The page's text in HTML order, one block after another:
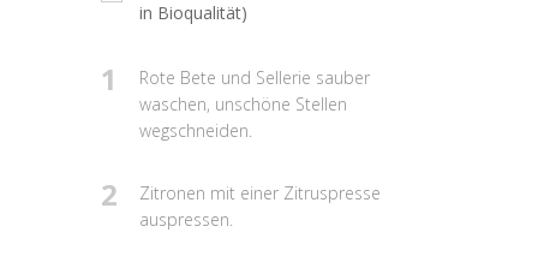
in Bioqualität)
1
Rote Bete und Sellerie sauber
waschen, unschöne Stellen
wegschneiden.
2
Zitronen mit einer Zitruspresse
auspressen.